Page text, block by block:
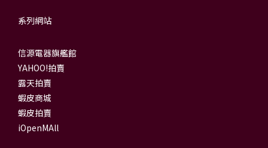
系列網站
信源電器旗艦館
YAHOO!拍賣
露天拍賣
蝦皮商城
蝦皮拍賣
iOpenMAll